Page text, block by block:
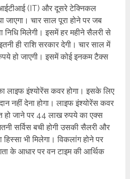
(IT) और दूसरे टेक्निकल
चार साल पूरा होने पर जब
निधि मिलेगी। इसमें हर महीने सैलरी से
ही राशि सरकार देगी। चार साल में
हो जाएगी। इसमें कोई इनकम टैक्स
लाइफ इंश्योरेंस कवर होगा। इसके लिए
नहीं देना होगा। लाइफ इंश्योरेंस कवर
हो जाने पर 44 लाख रुपये का एक्स
सर्विस बची होगी उसकी सैलरी और
भी मिलेगा। विकलांग होने पर
के आधार पर वन टाइम की आर्थिक